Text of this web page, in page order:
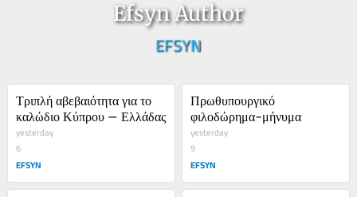
Efsyn Author
EFSYN
Τριπλή αβεβαιότητα για το
καλώδιο Κύπρου – Ελλάδας
yesterday
6
EFSYN
Πρωθυπουργικό
φιλοδώρημα-μήνυμα
yesterday
9
EFSYN